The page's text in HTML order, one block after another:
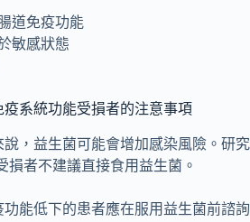
道免疫功能
敏感狀態
系統功能受損者的注意事項
，益生菌可能會增加感染風險。研究
損者不建議直接食用益生菌。
功能低下的患者應在服用益生菌前諮詢